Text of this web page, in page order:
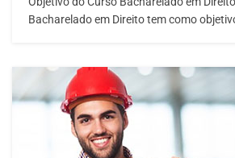
Bacharelado em Direito tem como
habilidades e competências de
contextualização crítica do Direito às
sua aplicação. Objetivo Geral do…